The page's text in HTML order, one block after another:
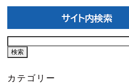
カテゴリー